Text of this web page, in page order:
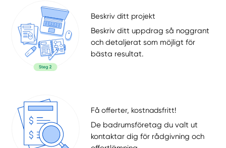
Beskriv ditt projekt
Beskriv ditt uppdrag så noggrant
och detaljerat som möjligt för
bästa resultat.
Få offerter, kostnadsfritt!
De badrumsföretag du valt ut
kontaktar dig för rådgivning och